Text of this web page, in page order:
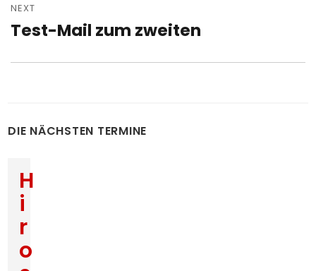
NEXT
Next
Test-Mail zum zweiten
DIE NÄCHSTEN TERMINE
H
i
r
o